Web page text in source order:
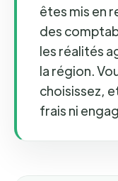
êtes mis en
des
les réalités
la région.
choisissez,
frais ni